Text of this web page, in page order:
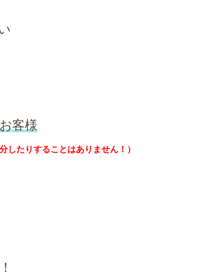
客様
したりすることはありません！）